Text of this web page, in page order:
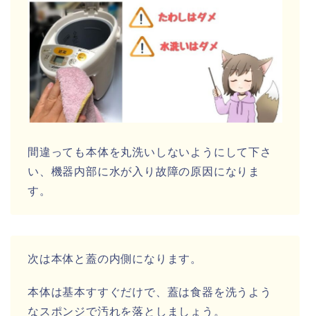
間違っても本体を丸洗いしないようにして下さ
い、機器内部に水が入り故障の原因になりま
す。
次は本体と蓋の内側になります。
本体は基本すすぐだけで、蓋は食器を洗うよう
なスポンジで汚れを落としましょう。